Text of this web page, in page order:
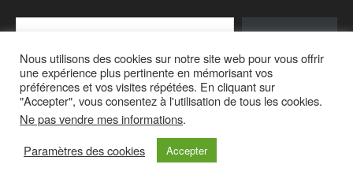
Type your email…
S'abonner
Accueil Actualités Vivre à Singapour
Voyager en Asie
A propos
© 2011-2023 Paris-Singapore | Tous droits réservés
Nous utilisons des cookies sur notre site web pour vous offrir
une expérience plus pertinente en mémorisant vos
préférences et vos visites répétées. En cliquant sur
"Accepter", vous consentez à l'utilisation de tous les cookies.
Ne pas vendre mes informations.
Paramètres des cookies
Accepter